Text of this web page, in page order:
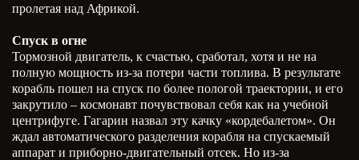
пролетая над Африкой.
Спуск в огне
Тормозной двигатель, к счастью, сработал, хотя и не на
полную мощность из-за потери части топлива. В результате
корабль пошел на спуск по более пологой траектории, и его
закрутило – космонавт почувствовал себя как на учебной
центрифуге. Гагарин назвал эту качку «кордебалетом». Он
ждал автоматического разделения корабля на спускаемый
аппарат и приборно-двигательный отсек. Но из-за